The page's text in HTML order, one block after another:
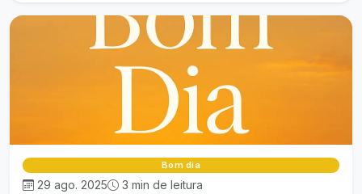
Bom dia
29 ago. 2025 3 min de leitura